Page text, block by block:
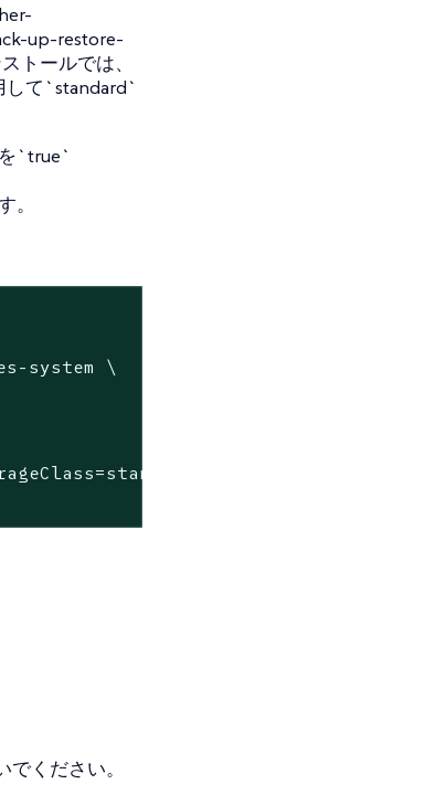
up-restore-
トールでは、
して`standard`
`true`
。
system \
\
ください。